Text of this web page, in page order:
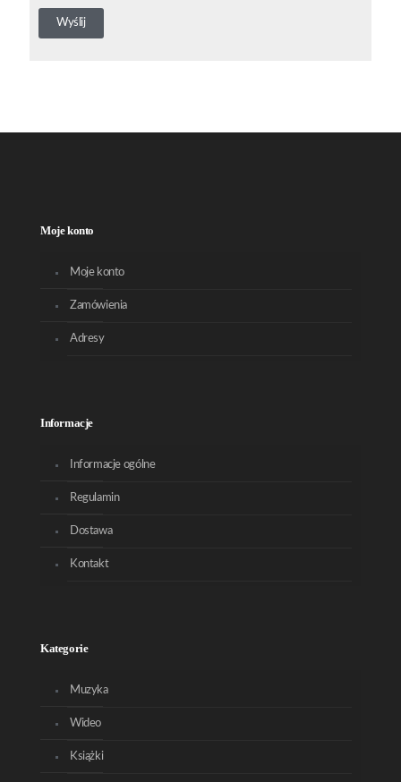
Moje konto
Moje konto
Zamówienia
Adresy
Informacje
Informacje ogólne
Regulamin
Dostawa
Kontakt
Kategorie
Muzyka
Wideo
Książki